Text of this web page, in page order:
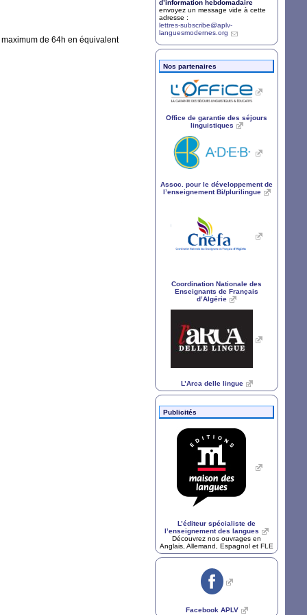
de 64h en équivalent
d’information hebdomadaire
envoyez un message vide à cette
adresse :
lettres-subscribe@aplv-
languesmodernes.org
Nos partenaires
Office de garantie des séjours
linguistiques
Assoc. pour le développement de
l’enseignement Bi/plurilingue
Coordination Nationale des
Enseignants de Français
d’Algérie
L’Arca delle lingue
Publicités
L’éditeur spécialiste de
l’enseignement des langues
Découvrez nos ouvrages en
Anglais, Allemand, Espagnol et FLE
Facebook APLV